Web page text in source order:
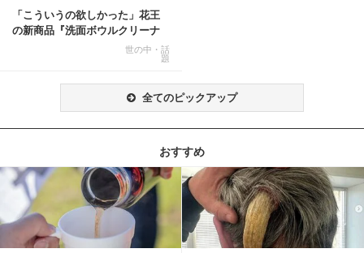
「こういうの欲しかった」花王
の新商品『洗面ボウルクリーナ
世の中・話
題
全てのピックアップ
おすすめ
記事を読む